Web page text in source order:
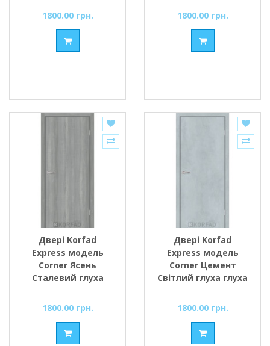
1800.00 грн. 1800.00 грн.
Двері Korfad
Express модель
Corner Ясень
Сталевий глуха
1800.00 грн.
Двері Korfad
Express модель
Corner Цемент
Світлий глуха глуха
1800.00 грн.